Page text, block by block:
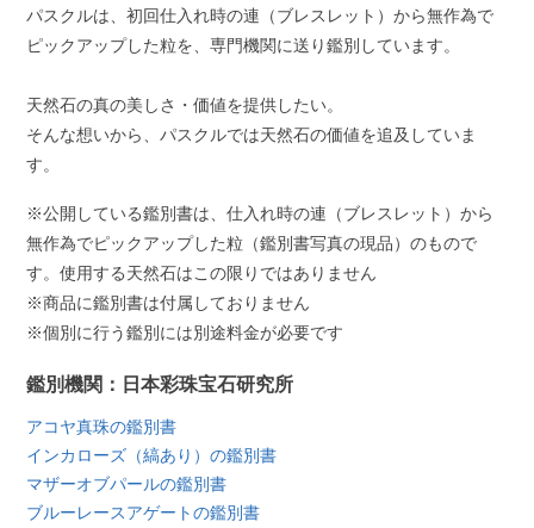
パスクルは、初回仕入れ時の連（ブレスレット）から無作為で
ピックアップした粒を、専門機関に送り鑑別しています。
天然石の真の美しさ・価値を提供したい。
そんな想いから、パスクルでは天然石の価値を追及していま
す。
※公開している鑑別書は、仕入れ時の連（ブレスレット）から
無作為でピックアップした粒（鑑別書写真の現品）のもので
す。使用する天然石はこの限りではありません
※商品に鑑別書は付属しておりません
※個別に行う鑑別には別途料金が必要です
鑑別機関：日本彩珠宝石研究所
アコヤ真珠の鑑別書
インカローズ（縞あり）の鑑別書
マザーオブパールの鑑別書
ブルーレースアゲートの鑑別書